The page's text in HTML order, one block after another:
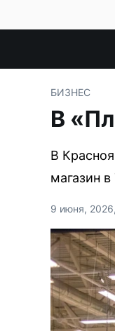
БИЗНЕС
В
В
магазин
9 июня,